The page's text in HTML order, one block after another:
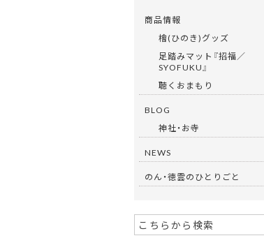
商品情報
檜(ひのき)グッズ
足踏みマット『招福／
SYOFUKU』
聴くおまもり
BLOG
神社・お寺
NEWS
のん・徳雲のひとりごと